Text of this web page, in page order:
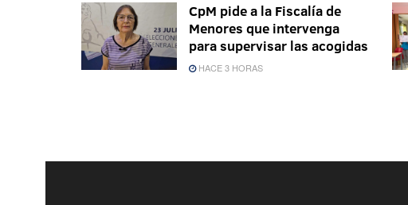
CpM pide a la Fiscalía de
Menores que intervenga
para supervisar las acogidas
HACE 3 HORAS